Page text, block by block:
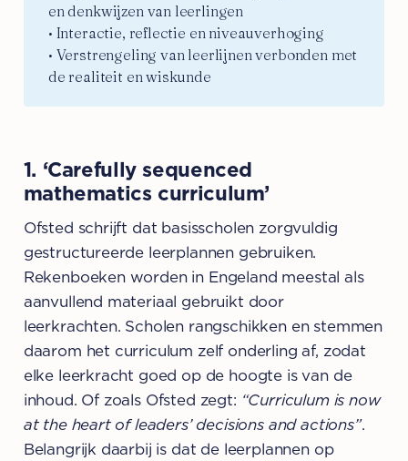
en denkwijzen van leerlingen
• Interactie, reflectie en niveauverhoging
• Verstrengeling van leerlijnen verbonden met
de realiteit en wiskunde
1. ‘Carefully sequenced
mathematics curriculum’
Ofsted schrijft dat basisscholen zorgvuldig
gestructureerde leerplannen gebruiken.
Rekenboeken worden in Engeland meestal als
aanvullend materiaal gebruikt door
leerkrachten. Scholen rangschikken en stemmen
daarom het curriculum zelf onderling af, zodat
elke leerkracht goed op de hoogte is van de
inhoud. Of zoals Ofsted zegt: “Curriculum is now
at the heart of leaders’ decisions and actions”.
Belangrijk daarbij is dat de leerplannen op